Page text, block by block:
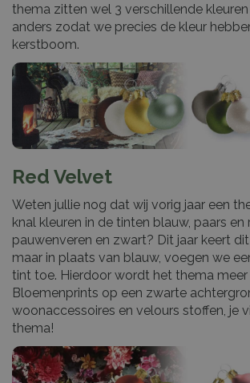
thema zitten wel 3 verschillende
anders zodat we precies de kleur
kerstboom.
Red Velvet
Weten jullie nog dat wij vorig jaar een
knal kleuren in de tinten blauw, paars en
pauwenveren en zwart? Dit jaar keert
maar in plaats van blauw, voegen we
tint toe. Hierdoor wordt het thema meer
Bloemenprints op een zwarte
woonaccessoires en velours stoffen, je
thema!